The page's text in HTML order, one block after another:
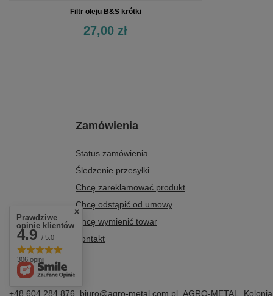
Filtr oleju B&S krótki
27,00 zł
Zamówienia
Status zamówienia
Śledzenie przesyłki
Chcę zareklamować produkt
Chcę odstąpić od umowy
Chcę wymienić towar
Kontakt
+48 604 284 876 biuro@agro-metal.com.pl AGRO-METAL
Prawdziwe
opinie klientów
4.9 / 5.0
306 opinii